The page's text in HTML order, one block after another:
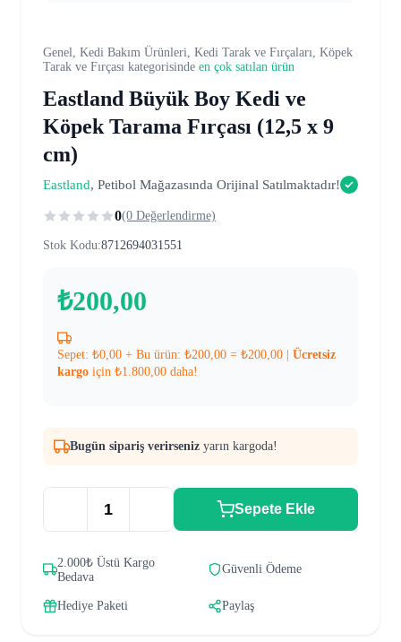
Genel, Kedi Bakım Ürünleri, Kedi Tarak ve Fırçaları, Köpek
Tarak ve Fırçası kategorisinde en çok satılan ürün
Eastland Büyük Boy Kedi ve
Köpek Tarama Fırçası (12,5 x 9
cm)
Eastland, Petibol Mağazasında Orijinal Satılmaktadır!
0(0 Değerlendirme)
Stok Kodu:8712694031551
₺200,00
Sepet: ₺0,00 + Bu ürün: ₺200,00 = ₺200,00
Ücretsiz
kargo için ₺1.800,00 daha!
Bugün sipariş verirseniz yarın kargoda!
Sepete Ekle
2.000₺ Üstü Kargo
Bedava
Güvenli Ödeme
Hediye Paketi Paylaş